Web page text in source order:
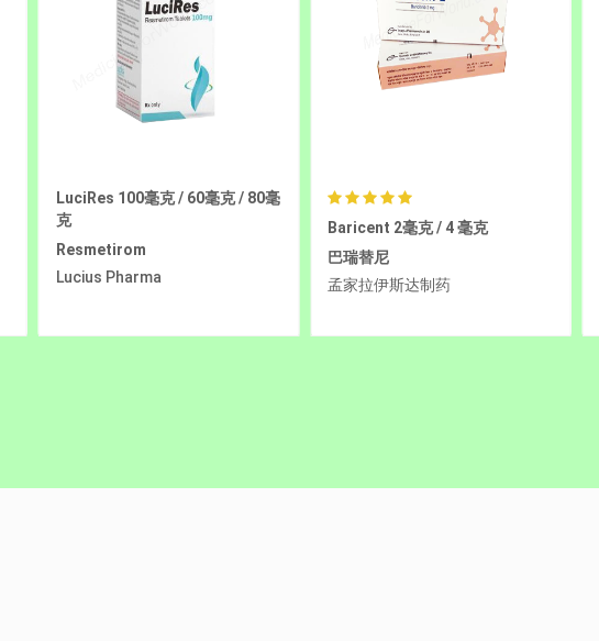
Baricent 2毫克 / 4 毫克
巴瑞替尼
孟家拉伊斯达制药
Ninacent 100毫克 / 150毫克
尼达尼布
孟家拉伊斯达制药